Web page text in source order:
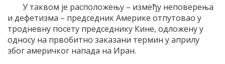
У таквом је расположењу – између неповерења
и дефетизма – председник Америке отпутовао у
тродневну посету председнику Кине, одложену у
односу на првобитно заказани термин у априлу
због америчког напада на Иран.